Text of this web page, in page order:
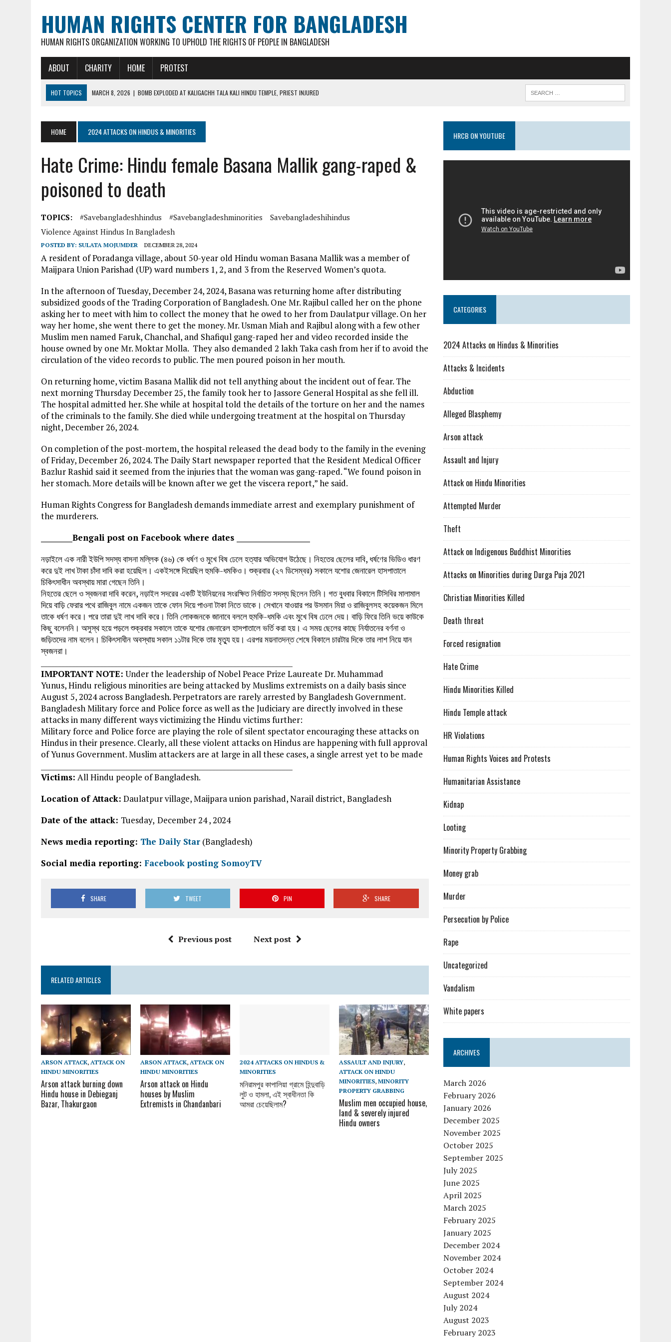
HUMAN RIGHTS CENTER FOR BANGLADESH
HUMAN RIGHTS ORGANIZATION WORKING TO UPHOLD THE RIGHTS OF PEOPLE IN BANGLADESH
ABOUT CHARITY HOME PROTEST
HOT TOPICS MARCH 8, 2026 | BOMB EXPLODED AT KALIGACHH TALA KALI HINDU TEMPLE, PRIEST INJURED
FEBRUARY 16, 2026 | ARSON ATTACK ON GOUR-NITAI HINDU TEMPLE IN PATHATULA TARAPUR TEA ESTATE
MARCH 18, 2026
| DEAD BODY OF MURDERED HINDU YOUTH DIPAN MALAKAR FOUND IN LOCAL POND
HOME 2024 ATTACKS ON HINDUS & MINORITIES
Hate Crime: Hindu female Basana Mallik gang-raped &
poisoned to death
TOPICS: #savebangladeshhindus #savebangladeshminorities
Savebangladeshihindus
Violence Against Hindus In Bangladesh
POSTED BY: SULATA MOJUMDER DECEMBER 28, 2024
A resident of Poradanga village, about 50-year old Hindu woman Basana Mallik was a member of
Maijpara Union Parishad (UP) ward numbers 1, 2, and 3 from the Reserved Women’s quota.
In the afternoon of Tuesday, December 24, 2024, Basana was returning home after distributing
subsidized goods of the Trading Corporation of Bangladesh. One Mr. Rajibul called her on the phone
asking her to meet with him to collect the money that he owed to her from Daulatpur village. On her
way her home, she went there to get the money. Mr. Usman Miah and Rajibul along with a few other
Muslim men named Faruk, Chanchal, and Shafiqul gang-raped her and video recorded inside the
house owned by one Mr. Moktar Molla. They also demanded 2 lakh Taka cash from her if to avoid the
circulation of the video records to public. The men poured poison in her mouth.
On returning home, victim Basana Mallik did not tell anything about the incident out of fear. The
next morning Thursday December 25, the family took her to Jassore General Hospital as she fell ill.
The hospital admitted her. She while at hospital told the details of the torture on her and the names
of the criminals to the family. She died while undergoing treatment at the hospital on Thursday
night, December 26, 2024.
On completion of the post-mortem, the hospital released the dead body to the family in the evening
of Friday, December 26, 2024. The Daily Start newspaper reported that the Resident Medical Officer
Bazlur Rashid said it seemed from the injuries that the woman was gang-raped. “We found poison in
her stomach. More details will be known after we get the viscera report,” he said.
Human Rights Congress for Bangladesh demands immediate arrest and exemplary punishment of
the murderers.
_________Bengali post on Facebook where dates _____________________
নড়াইলে এক নারী ইউপি সদস্য বাসনা মল্লিক (৪৬) কে ধর্ষণ ও মুখে বিষ ঢেলে হত্যার অভিযোগ উঠেছে। নিহতের ছেলের দাবি, ধর্ষণের ভিডিও ধারণ
করে দুই লাখ টাকা চাঁদা দাবি করা হয়েছিল। একইসঙ্গে দিয়েছিল হুমকি-ধমকিও। শুক্রবার (২৭ ডিসেম্বর) সকালে যশোর জেনারেল হাসপাতালে
চিকিৎসাধীন অবস্থায় মারা গেছেন তিনি।
নিহতের ছেলে ও স্বজনরা দাবি করেন, নড়াইল সদরের একটি ইউনিয়নের সংরক্ষিত নির্বাচিত সদস্য ছিলেন তিনি। গত বুধবার বিকালে টিসিবির মালামাল
দিয়ে বাড়ি ফেরার পথে রাজিবুল নামে একজন তাকে ফোন দিয়ে পাওনা টাকা নিতে ডাকে। সেখানে যাওয়ার পর উসমান মিয়া ও রাজিবুলসহ কয়েকজন মিলে
তাকে ধর্ষণ করে। পরে তারা দুই লাখ দাবি করে। তিনি লোকজনকে জানাবে বললে হুমকি-ধমকি এবং মুখে বিষ ঢেলে দেয়। বাড়ি ফিরে তিনি ভয়ে কাউকে
কিছু বলেননি। অসুস্থ হয়ে পড়লে শুক্রবার সকালে তাকে যশোর জেনারেল হাসপাতালে ভর্তি করা হয়। এ সময় ছেলের কাছে নির্যাতনের বর্ণনা ও
জড়িতদের নাম বলেন। চিকিৎসাধীন অবস্থায় সকাল ১১টার দিকে তার মৃত্যু হয়। এরপর ময়নাতদন্ত শেষে বিকালে চারটার দিকে তার লাশ নিয়ে যান
স্বজনরা।
IMPORTANT NOTE: Under the leadership of Nobel Peace Prize Laureate Dr. Muhammad
Yunus, Hindu religious minorities are being attacked by Muslims extremists on a daily basis since
August 5, 2024 across Bangladesh. Perpetrators are rarely arrested by Bangladesh Government.
Bangladesh Military force and Police force as well as the Judiciary are directly involved in these
attacks in many different ways victimizing the Hindu victims further:
Military force and Police force are playing the role of silent spectator encouraging these attacks on
Hindus in their presence. Clearly, all these violent attacks on Hindus are happening with full approval
of Yunus Government. Muslim attackers are at large in all these cases, a single arrest yet to be made
Victims: All Hindu people of Bangladesh.
Location of Attack: Daulatpur village, Maijpara union parishad, Narail district, Bangladesh
Date of the attack: Tuesday, December 24 , 2024
News media reporting: The Daily Star (Bangladesh)
Social media reporting: Facebook posting SomoyTV
SHARE TWEET PIN SHARE
Previous post Next post
RELATED ARTICLES
ARSON ATTACK, ATTACK ON
HINDU MINORITIES
Arson attack burning down
Hindu house in Debieganj
Bazar, Thakurgaon
ARSON ATTACK, ATTACK ON
HINDU MINORITIES
Arson attack on Hindu
houses by Muslim
Extremists in Chandanbari
2024 ATTACKS ON HINDUS &
MINORITIES
মনিরামপুর কাপালিয়া গ্রামে হিন্দুবাড়ি
লুট ও হামলা, এই স্বাধীনতা কি
আমরা চেয়েছিলাম?
ASSAULT AND INJURY,
ATTACK ON HINDU
MINORITIES,MINORITY
PROPERTY GRABBING
Muslim men occupied house,
land & severely injured
Hindu owners
HRCB ON YOUTUBE
CATEGORIES
2024 Attacks on Hindus & Minorities
Attacks & Incidents
Abduction
Alleged Blasphemy
Arson attack
Assault and Injury
Attack on Hindu Minorities
Attempted Murder
Theft
Attack on Indigenous Buddhist Minorities
Attacks on Minorities during Durga Puja 2021
Christian Minorities Killed
Death threat
Forced resignation
Hate Crime
Hindu Minorities Killed
Hindu Temple attack
HR Violations
Human Rights Voices and Protests
Humanitarian Assistance
Kidnap
Looting
Minority Property Grabbing
Money grab
Murder
Persecution by Police
Rape
Uncategorized
Vandalism
White papers
ARCHIVES
March 2026
February 2026
January 2026
December 2025
November 2025
October 2025
September 2025
July 2025
June 2025
April 2025
March 2025
February 2025
January 2025
December 2024
November 2024
October 2024
September 2024
August 2024
July 2024
August 2023
February 2023